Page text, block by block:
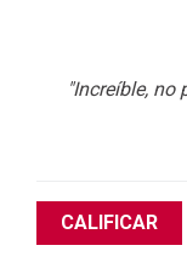
"Increíble, no
CALIFICAR